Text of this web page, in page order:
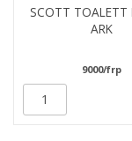
SCOTT TOALETT
ARK
9000/frp